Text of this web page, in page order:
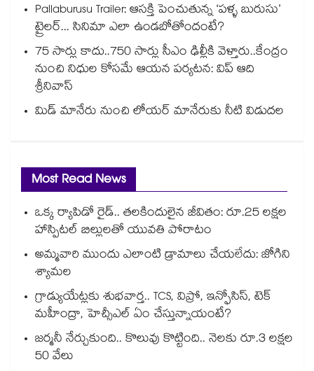
Pallaburusu Trailer: ఆసక్తి పెంచుతున్న ‘పళ్ళ బురుసు’
ట్రైలర్... సినిమా ఎలా ఉండబోతోందంటే?
75 సార్లు కాదు..75‌‌‌‌‌‌‌‌0 సార్లు సీఎం ఢిల్లీకి వెళ్తారు..కేంద్రం
నుంచి నిధుల కోసమే ఆయన పర్యటన: విప్ ఆది
శ్రీనివాస్
మిడ్ మానేరు నుంచి లోయర్ మానేరుకు నీటి విడుదల
Most Read News
ఒక్క ర్యాపిడో రైడ్.. తలకిందులైన జీవితం: రూ.25 లక్షల
హాస్పిటల్ బిల్లులతో యువతి పోరాటం
అమ్మవారి ముందు ఎలాంటి డ్రామాలు చేయలేదు: జోగిని
శ్యామల
గ్రాడ్యుయేట్లకు శుభవార్త.. TCS, విప్రో, ఇన్ఫోసిస్, టెక్
మహీంద్రా, హెచ్సీఎల్ ఏం చేస్తున్నాయంటే?
జర్మనీ నేర్చుకుంది.. కొలువు కొట్టింది.. నెలకు రూ.3 లక్షల
50 వేలు